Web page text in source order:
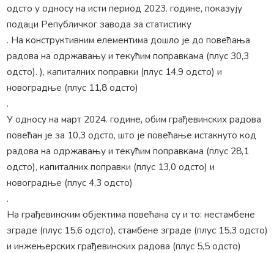
одсто у односу на исти период 2023. године, показују
подаци Републичког завода за статистику
. На конструктивним елементима дошло је до повећања
радова на одржавању и текућим поправкама (плус 30,3
одсто). ), капиталних поправки (плус 14,9 одсто) и
новоградње (плус 11,8 одсто)
.
У односу на март 2024. године, обим грађевинских радова
повећан је за 10,3 одсто, што је повећање истакнуто код
радова на одржавању и текућим поправкама (плус 28,1
одсто), капиталних поправки (плус 13,0 одсто) и
новоградње (плус 4,3 одсто)
.
На грађевинским објектима повећана су и то: нестамбене
зграде (плус 15,6 одсто), стамбене зграде (плус 15,3 одсто)
и инжењерских грађевинских радова (плус 5,5 одсто)